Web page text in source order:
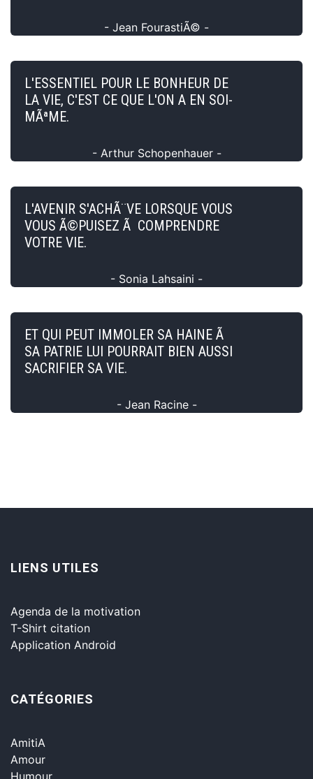
- Jean FourastiÃ© -
L'ESSENTIEL POUR LE BONHEUR DE
LA VIE, C'EST CE QUE L'ON A EN SOI-
MÃªME.
- Arthur Schopenhauer -
L'AVENIR S'ACHÃ¨VE LORSQUE VOUS
VOUS Ã©PUISEZ Ã COMPRENDRE
VOTRE VIE.
- Sonia Lahsaini -
ET QUI PEUT IMMOLER SA HAINE Ã
SA PATRIE LUI POURRAIT BIEN AUSSI
SACRIFIER SA VIE.
- Jean Racine -
LIENS UTILES
Agenda de la motivation
T-Shirt citation
Application Android
CATÉGORIES
AmitiA
Amour
Humour